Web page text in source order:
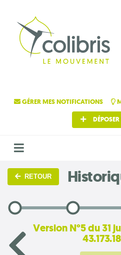
GÉRER MES NOTIFICATIONS
RETOUR
Version N°5 du 31